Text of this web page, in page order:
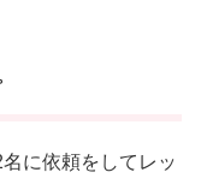
に依頼をしてレッ